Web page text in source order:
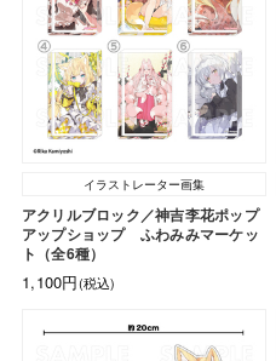
イラストレーター画集
アクリルブロック／神吉李花ポップ
アップショップ ふわみみマーケッ
ト（全6種）
1,100円(税込)